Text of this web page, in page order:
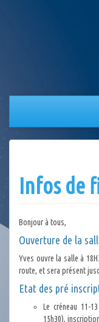
Infos de
Bonjour à tous,
Ouverture de la
Yves ouvre la salle à
route, et sera présent
Etat des pré
Le créneau 11-
15h30),